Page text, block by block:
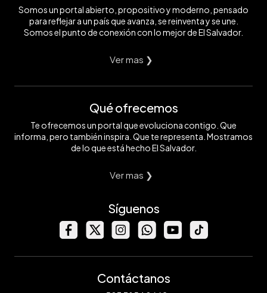
Somos un portal abierto, propositivo y moderno, pensado
para reflejar a un país que avanza, se reinventa y se une.
Somos el punto de conexión con lo mejor de El Salvador.
Ver mas ❯
Qué ofrecemos
Te ofrecemos un portal que evoluciona contigo. Que
informa, pero también inspira. Que te representa. Mostramos
de lo que está hecho El Salvador.
Ver mas ❯
Síguenos
Contáctanos